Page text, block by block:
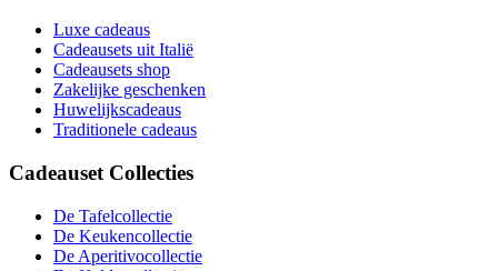
Luxe cadeaus
Cadeausets uit Italië
Cadeausets shop
Zakelijke geschenken
Huwelijkscadeaus
Traditionele cadeaus
Cadeauset Collecties
De Tafelcollectie
De Keukencollectie
De Aperitivocollectie